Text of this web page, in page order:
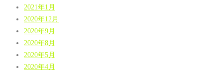
2021年1月
2020年12月
2020年9月
2020年8月
2020年5月
2020年4月